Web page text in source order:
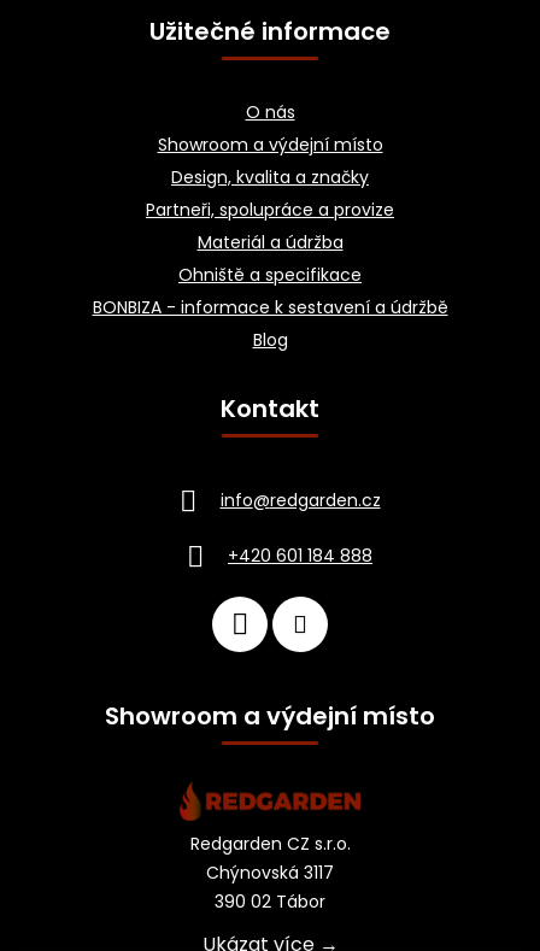
Užitečné informace
O nás
Showroom a výdejní místo
Design, kvalita a značky
Partneři, spolupráce a provize
Materiál a údržba
Ohniště a specifikace
BONBIZA - informace k sestavení a údržbě
Blog
Kontakt
info@redgarden.cz
+420 601 184 888
Showroom a výdejní místo
Redgarden CZ s.r.o.
Chýnovská 3117
390 02 Tábor
Ukázat více →